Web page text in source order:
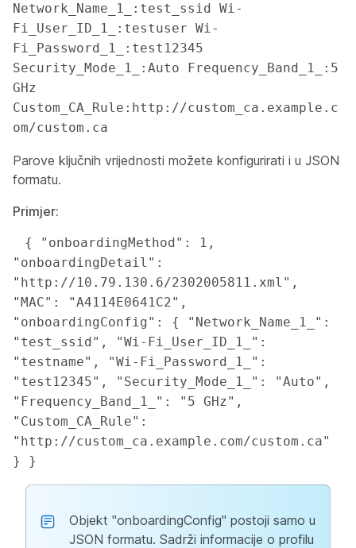
Network_Name_1_:test_ssid Wi-
Fi_User_ID_1_:testuser Wi-
Fi_Password_1_:test12345
Security_Mode_1_:Auto Frequency_Band_1_:5
GHz
Custom_CA_Rule:http://custom_ca.example.c
om/custom.ca
Parove ključnih vrijednosti možete konfigurirati i u JSON
formatu.
Primjer:
"onboardingDetail":
"http://10.79.130.6/2302005811.xml",
"MAC": "A4114E0641C2",
"onboardingConfig": { "Network_Name_1_":
"test_ssid", "Wi-Fi_User_ID_1_":
"testname", "Wi-Fi_Password_1_":
"test12345", "Security_Mode_1_": "Auto",
"Frequency_Band_1_": "5 GHz",
"Custom_CA_Rule":
"http://custom_ca.example.com/custom.ca"
} }
Objekt "onboardingConfig" postoji samo u
JSON formatu. Sadrži informacije o profilu